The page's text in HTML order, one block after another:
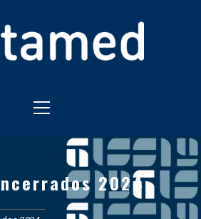
ITAMED
EM FOZ DO IGUAÇU
2024